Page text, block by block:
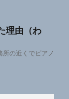
理由（わ
の近くでピアノ